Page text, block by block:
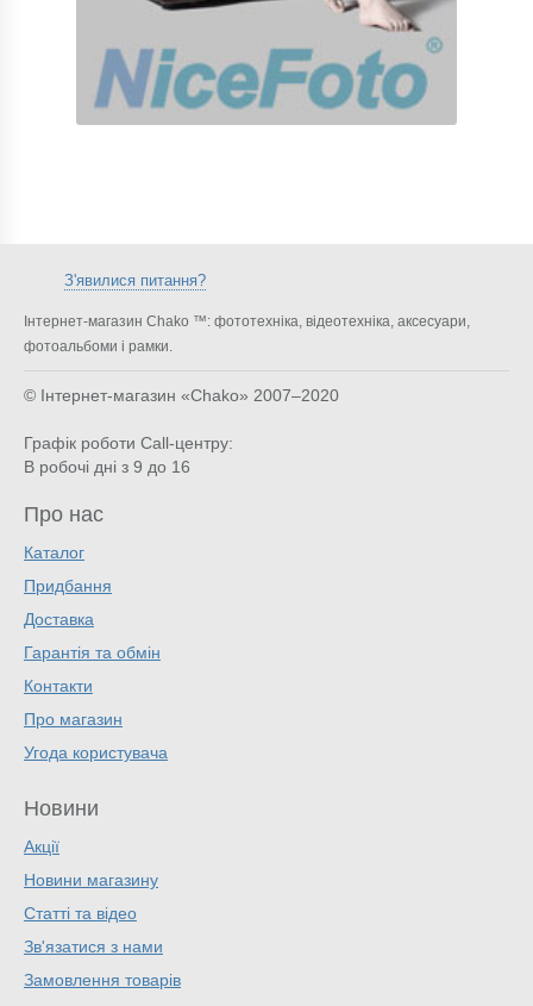
З'явилися питання?
Інтернет-магазин Chako ™: фототехніка, відеотехніка, аксесуари,
фотоальбоми і рамки.
© Інтернет-магазин «Chako» 2007–2020
Графік роботи Call-центру:
В робочі дні з 9 до 16
Про нас
Каталог
Придбання
Доставка
Гарантія та обмін
Контакти
Про магазин
Угода користувача
Новини
Акції
Новини магазину
Статті та відео
Зв'язатися з нами
Замовлення товарів